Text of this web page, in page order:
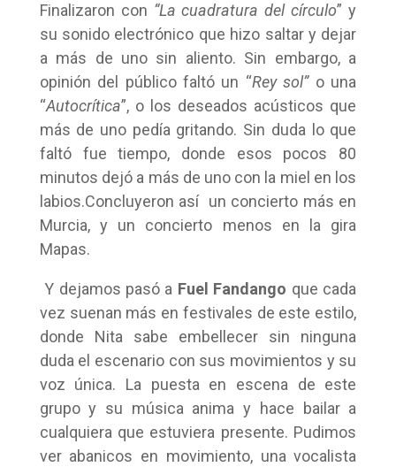
Finalizaron con “La cuadratura del círculo” y
su sonido electrónico que hizo saltar y dejar
a más de uno sin aliento. Sin embargo, a
opinión del público faltó un “Rey sol”o una
“Autocrítica”, o los deseados acústicos que
más de uno pedía gritando. Sin duda lo que
faltó fue tiempo, donde esos pocos 80
minutos dejó a más de uno con la miel en los
labios.Concluyeron así un concierto más en
Murcia, y un concierto menos en la gira
Mapas.
Y dejamos pasó a Fuel Fandango que cada
vez suenan más en festivales de este estilo,
donde Nita sabe embellecer sin ninguna
duda el escenario con sus movimientos y su
voz única. La puesta en escena de este
grupo y su música anima y hace bailar a
cualquiera que estuviera presente. Pudimos
ver abanicos en movimiento, una vocalista